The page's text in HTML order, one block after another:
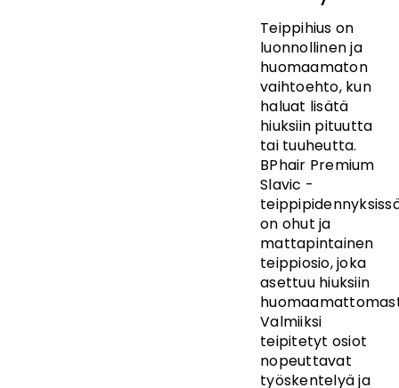
Teippihius on
luonnollinen ja
huomaamaton
vaihtoehto, kun
haluat lisätä
hiuksiin pituutta
tai tuuheutta.
BPhair Premium
Slavic -
on ohut ja
mattapintainen
teippiosio, joka
asettuu hiuksiin
Valmiiksi
teipitetyt osiot
nopeuttavat
työskentelyä ja